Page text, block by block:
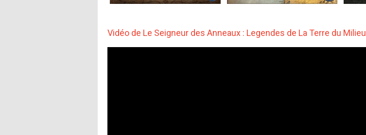
Vidéo de Le Seigneur des Anneaux : Legendes de La Terre du Milieu